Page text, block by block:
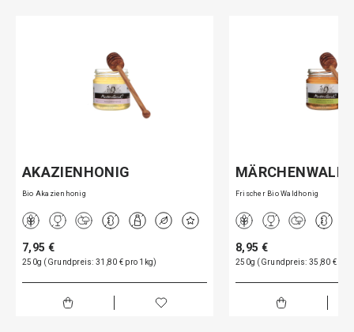
AKAZIENHONIG
Bio Akazienhonig
7,95 €
250g (Grundpreis: 31,80 € pro 1kg)
MÄRCHENWALD
Frischer Bio Waldhonig
8,95 €
250g (Grundpreis: 35,80 € pro